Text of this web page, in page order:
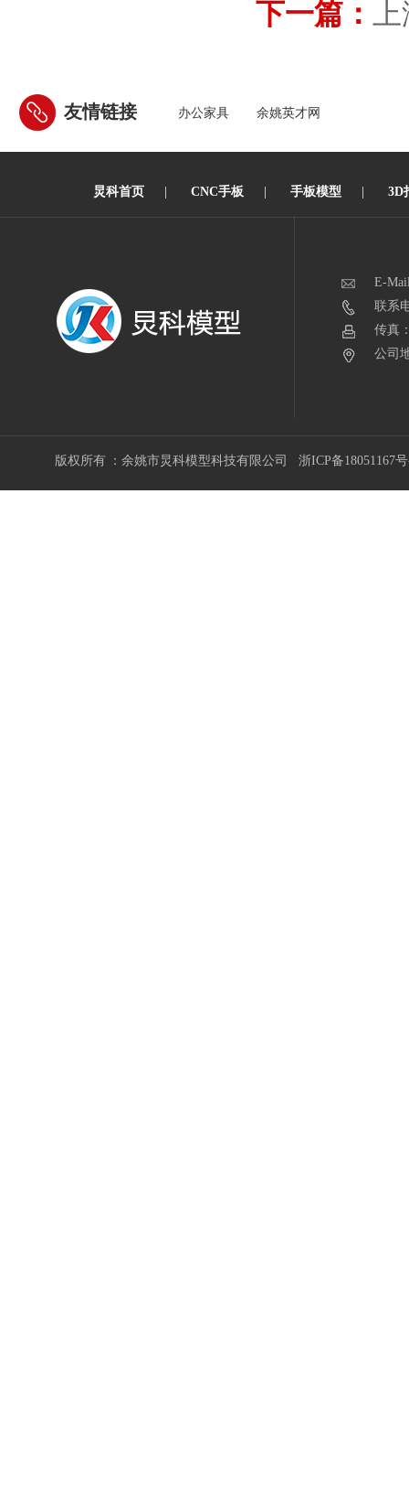
下一篇：
友情链接 办公家具 余姚英才网
炅科首页 CNC手板 手板模型 3D
E-
联系
传真
公司
版权所有 ：余姚市炅科模型科技有限公司 浙ICP备18051167